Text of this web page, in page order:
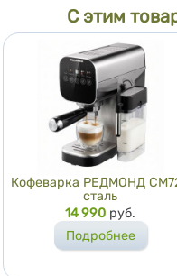
С этим
Кофеварка РЕДМОНД
сталь
Цена
14 990 руб.
Подробнее